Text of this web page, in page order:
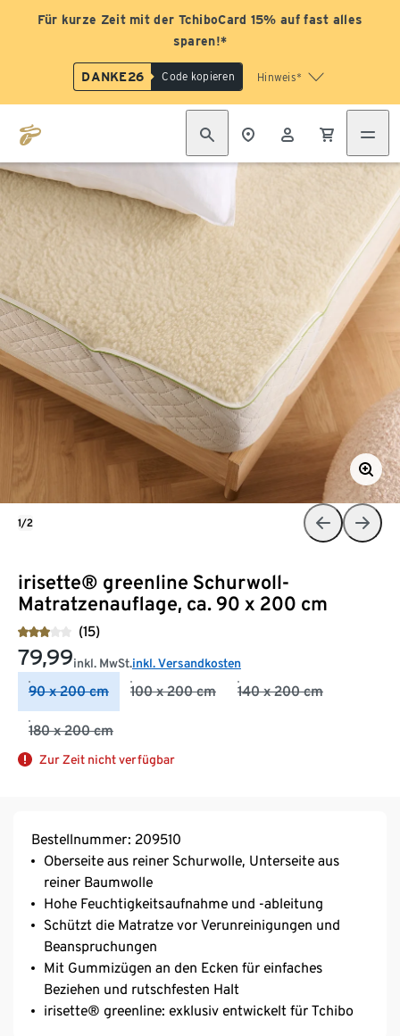
Für kurze Zeit mit der TchiboCard 15% auf fast alles
sparen!*
DANKE26 Code kopieren Hinweis*
irisette® greenline Schurwoll-
Matratzenauflage, ca. 90 x 200 cm
(15)
79,99inkl. MwSt.inkl. Versandkosten
90 x 200 cm 100 x 200 cm 140 x 200 cm
180 x 200 cm
Zur Zeit nicht verfügbar
1/2
Bestellnummer: 209510
Oberseite aus reiner Schurwolle, Unterseite aus
reiner Baumwolle
Hohe Feuchtigkeitsaufnahme und -ableitung
Schützt die Matratze vor Verunreinigungen und
Beanspruchungen
Mit Gummizügen an den Ecken für einfaches
Beziehen und rutschfesten Halt
irisette® greenline: exklusiv entwickelt für Tchibo